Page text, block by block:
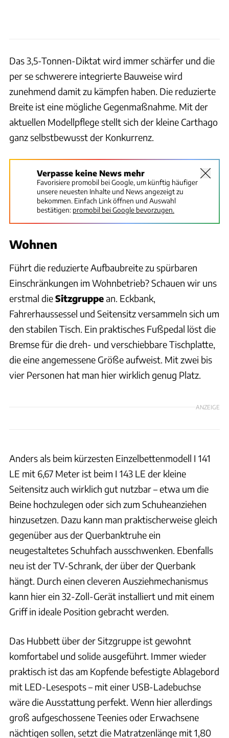
Das 3,5-Tonnen-Diktat wird immer schärfer und die
per se schwerere integrierte Bauweise wird
zunehmend damit zu kämpfen haben. Die reduzierte
Breite ist eine mögliche Gegenmaßnahme. Mit der
aktuellen Modellpflege stellt sich der kleine Carthago
ganz selbstbewusst der Konkurrenz.
Verpasse keine News mehr
Favorisiere promobil bei Google, um künftig häufiger
unsere neuesten Inhalte und News angezeigt zu
bekommen. Einfach Link öffnen und Auswahl
bestätigen: promobil bei Google bevorzugen.
Wohnen
Führt die reduzierte Aufbaubreite zu spürbaren
Einschränkungen im Wohnbetrieb? Schauen wir uns
erstmal dieSitzgruppean. Eckbank,
Fahrerhaussessel und Seitensitz versammeln sich um
den stabilen Tisch. Ein praktisches Fußpedal löst die
Bremse für die dreh- und verschiebbare Tischplatte,
die eine angemessene Größe aufweist. Mit zwei bis
vier Personen hat man hier wirklich genug Platz.
ANZEIGE
Anders als beim kürzesten Einzelbettenmodell I 141
LE mit 6,67 Meter ist beim I 143 LE der kleine
Seitensitz auch wirklich gut nutzbar – etwa um die
Beine hochzulegen oder sich zum Schuheanziehen
hinzusetzen. Dazu kann man praktischerweise gleich
gegenüber aus der Querbanktruhe ein
neugestaltetes Schuhfach ausschwenken. Ebenfalls
neu ist der TV-Schrank, der über der Querbank
hängt. Durch einen cleveren Ausziehmechanismus
kann hier ein 32-Zoll-Gerät installiert und mit einem
Griff in ideale Position gebracht werden.
Das Hubbett über der Sitzgruppe ist gewohnt
komfortabel und solide ausgeführt. Immer wieder
praktisch ist das am Kopfende befestigte Ablagebord
mit LED-Lesespots – mit einer USB-Ladebuchse
wäre die Ausstattung perfekt. Wenn hier allerdings
groß aufgeschossene Teenies oder Erwachsene
nächtigen sollen, setzt die Matratzenlänge mit 1,80